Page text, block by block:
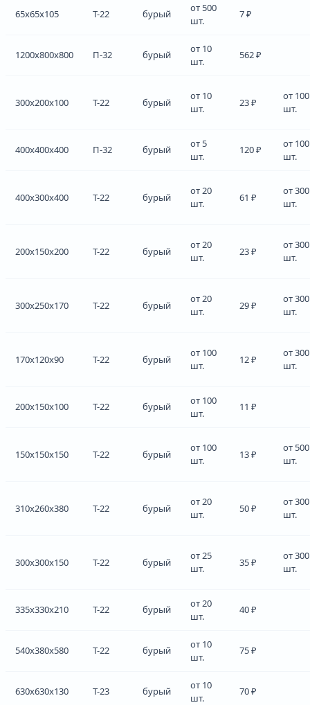
65x65x105 Т-22 бурый
от 500
шт.
7 ₽
1200x800x800 П-32 бурый
от 10
шт.
562 ₽
300x200x100 Т-22 бурый
от 10
шт.
23 ₽
от 100
шт.
400x400x400 П-32 бурый
от 5
шт.
120 ₽
от 100
шт.
400x300x400 Т-22 бурый
от 20
шт.
61 ₽
от 300
шт.
200x150x200 Т-22 бурый
от 20
шт.
23 ₽
от 300
шт.
300x250x170 Т-22 бурый
от 20
шт.
29 ₽
от 300
шт.
170x120x90 Т-22 бурый
от 100
шт.
12 ₽
от 300
шт.
200x150x100 Т-22 бурый
от 100
шт.
11 ₽
150x150x150 Т-22 бурый
от 100
шт.
13 ₽
от 500
шт.
310x260x380 Т-22 бурый
от 20
шт.
50 ₽
от 300
шт.
300x300x150 Т-22 бурый
от 25
шт.
35 ₽
от 300
шт.
335x330x210 Т-22 бурый
от 20
шт.
40 ₽
540x380x580 Т-22 бурый
от 10
шт.
75 ₽
630x630x130 Т-23 бурый
от 10
шт.
70 ₽